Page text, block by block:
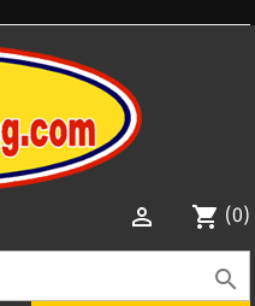
 shopping_cart (0)
